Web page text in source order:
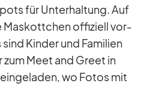
für Un­ter­hal­tung. Auf
Mas­kott­chen of­fi­zi­ell vor­
Kin­der und Fa­mi­lien
zum Meet and Greet in
wo Fo­tos mit